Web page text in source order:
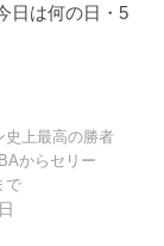
日は何の日・5
史上最高の勝者
からセリー
で